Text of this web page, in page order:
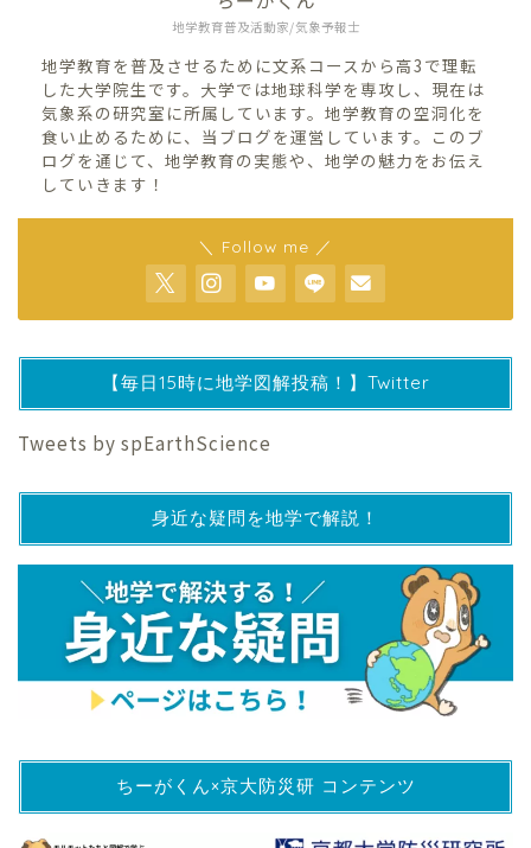
地学教育普及活動家/気象予報士
地学教育を普及させるために文系コースから高3で理転
した大学院生です。大学では地球科学を専攻し、現在は
気象系の研究室に所属しています。地学教育の空洞化を
食い止めるために、当ブログを運営しています。このブ
ログを通じて、地学教育の実態や、地学の魅力をお伝え
していきます！
＼ Follow me ／
【毎日15時に地学図解投稿！】Twitter
Tweets by spEarthScience
身近な疑問を地学で解説！
ちーがくん×京大防災研 コンテンツ